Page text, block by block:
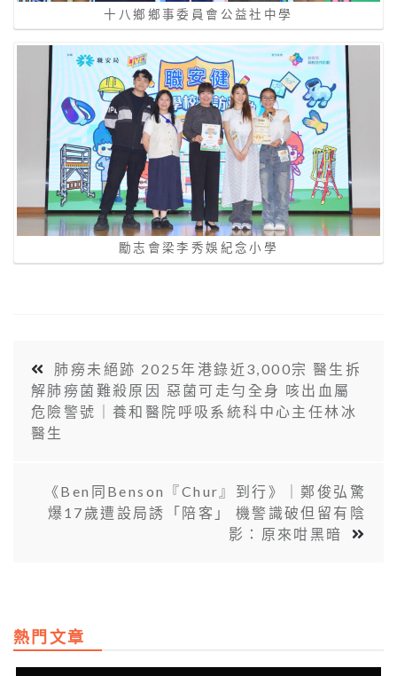
十八鄉鄉事委員會公益社中學
勵志會梁李秀娛紀念小學
肺癆未絕跡 2025年港錄近3,000宗 醫生拆
解肺癆菌難殺原因 惡菌可走勻全身 咳出血屬
危險警號｜養和醫院呼吸系統科中心主任林冰
醫生
《Ben同Benson『Chur』到行》｜鄭俊弘驚
爆17歲遭設局誘「陪客」 機警識破但留有陰
影：原來咁黑暗
熱門文章